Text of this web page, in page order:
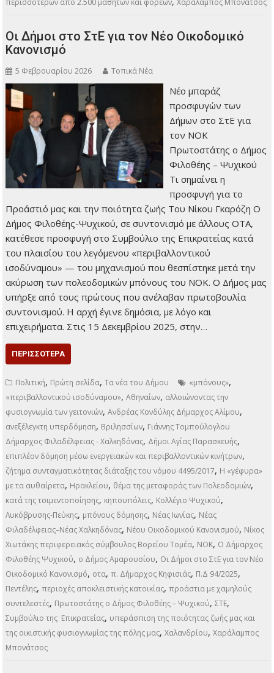
περισσότερων από 2.500 μαθητών και φορέων Χαράλαμπος Μπονάτσος
Οι Δήμοι στο ΣτΕ για τον Νέο Οικοδομικό
Κανονισμό
5 Φεβρουαρίου 2026 Τοπικά Νέα
Νέο μπαράζ
προσφυγών των
Δήμων στο ΣτΕ για
τον ΝΟΚ
Πρωτοστάτης ο Δήμος
Φιλοθέης – Ψυχικού
Τι σημαίνει η
προσφυγή για το
Προάστιό μας και την ποιότητα ζωής Του Νίκου Γκαρόζη Ο
Δήμος Φιλοθέης-Ψυχικού, σε συντονισμό με άλλους ΟΤΑ,
κατέθεσε προσφυγή στο Συμβούλιο της Επικρατείας κατά
του πλαισίου του λεγόμενου «περιβαλλοντικού
ισοδύναμου» — του μηχανισμού που θεσπίστηκε μετά την
ακύρωση των πολεοδομικών μπόνους του ΝΟΚ. Ο Δήμος μας
υπήρξε από τους πρώτους που ανέλαβαν πρωτοβουλία
συντονισμού. Η αρχή έγινε δημόσια, με λόγο και
επιχειρήματα. Στις 15 Δεκεμβρίου 2025, στην…
ΠΕΡΙΣΣΌΤΕΡΑ
Πολιτική, Πρώτη σελίδα,Τα νέα του Δήμου «μπόνους»,
«περιβαλλοντικού ισοδύναμου»,Αθηναίων, αλλοιώνοντας την
φυσιογνωμία των γειτονιών,Ανδρέας Κονδύλης Δήμαρχος Αλίμου,
ανεξέλεγκτη υπερδόμηση, Βριλησσίων, Γιάννης Τομπούλογλου
Δήμαρχος Φιλαδέλφειας - Χαλκηδόνας, Δήμοι Αγίας Παρασκευής,
επιπλέον δόμηση μέσω ενεργειακών και περιβαλλοντικών κινήτρων,
ζήτημα συνταγματικότητας διάταξης του νόμου 4495/2017, Η «γέφυρα»
με τα αυθαίρετα, Ηρακλείου, θέμα της μεταφοράς των Πολεοδομιών,
κατά της τσιμεντοποίησης, κηπουπόλεις, Κολλέγιο Ψυχικού,
Λυκόβρυσης-Πεύκης, μπόνους δόμησης, Νέας Ιωνίας, Νέας
Φιλαδέλφειας–Νέας Χαλκηδόνας, Νέου Οικοδομικού Κανονισμού, Νίκος
Χιωτάκης περιφερειακός σύμβουλος Βορείου Τομέα, ΝΟΚ, Ο Δήμαρχος
Φιλοθέης Ψυχικού, ο Δήμος Αμαρουσίου, Οι Δήμοι στο ΣτΕ για τον Νέο
Οικοδομικό Κανονισμό, οτα,π. Δήμαρχος Κηφισιάς, Π.Δ 94/2025,
Πεντέλης,περιοχές αποκλειστικής κατοικίας,προάστια με χαμηλούς
συντελεστές, Πρωτοστάτης ο Δήμος Φιλοθέης – Ψυχικού,ΣΤΕ,
Συμβούλιο της Επικρατείας, υπεράσπιση της ποιότητας ζωής μας και
της οικιστικής φυσιογνωμίας της πόλης μας,Χαλανδρίου,Χαράλαμπος
Μπονάτσος